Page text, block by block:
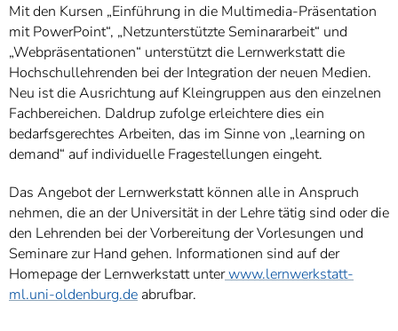
Mit den Kursen „Einführung in die Multimedia-Präsentation
mit PowerPoint“, „Netzunterstützte Seminararbeit“ und
„Webpräsentationen“ unterstützt die Lernwerkstatt die
Hochschullehrenden bei der Integration der neuen Medien.
Neu ist die Ausrichtung auf Kleingruppen aus den einzelnen
Fachbereichen. Daldrup zufolge erleichtere dies ein
bedarfsgerechtes Arbeiten, das im Sinne von „learning on
demand“ auf individuelle Fragestellungen eingeht.
Das Angebot der Lernwerkstatt können alle in Anspruch
nehmen, die an der Universität in der Lehre tätig sind oder die
den Lehrenden bei der Vorbereitung der Vorlesungen und
Seminare zur Hand gehen. Informationen sind auf der
Homepage der Lernwerkstatt unterwww.lernwerkstatt-
ml.uni-oldenburg.de abrufbar.